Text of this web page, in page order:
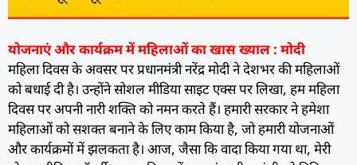
योजनाएं और कार्यक्रम में महिलाओं का खास ख्याल : मोदी
महिला दिवस के अवसर पर प्रधानमंत्री नरेंद्र मोदी ने देशभर की महिलाओं
को बधाई दी है। उन्होंने सोशल मीडिया साइट एक्स पर लिखा, हम महिला
दिवस पर अपनी नारी शक्ति को नमन करते हैं। हमारी सरकार ने हमेशा
महिलाओं को सशक्त बनाने के लिए काम किया है, जो हमारी योजनाओं
और कार्यक्रमों में झलकता है। आज, जैसा कि वादा किया गया था, मेरी